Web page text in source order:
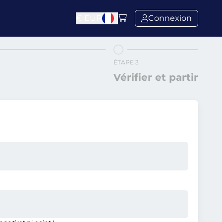
Connexion
ÉTAPE 3
Vérifier et partir